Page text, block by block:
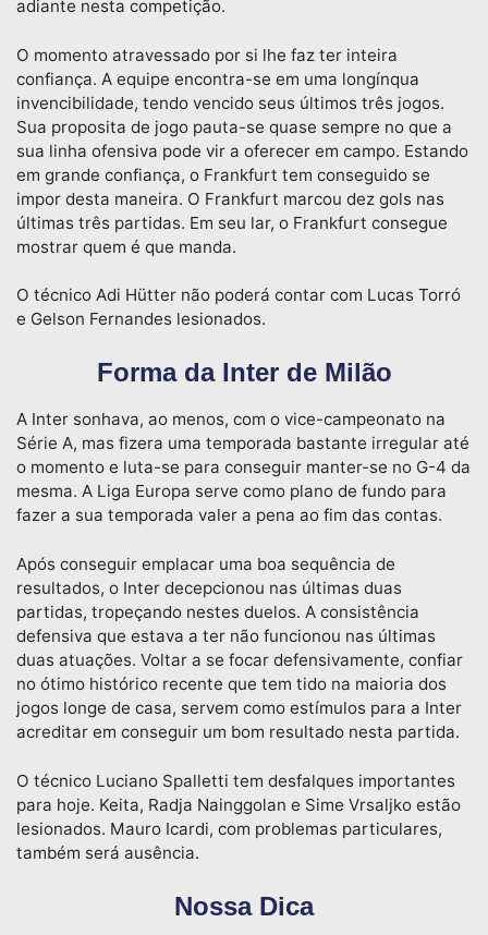
adiante nesta competição.
O momento atravessado por si lhe faz ter inteira
confiança. A equipe encontra-se em uma longínqua
invencibilidade, tendo vencido seus últimos três jogos.
Sua proposita de jogo pauta-se quase sempre no que a
sua linha ofensiva pode vir a oferecer em campo. Estando
em grande confiança, o Frankfurt tem conseguido se
impor desta maneira. O Frankfurt marcou dez gols nas
últimas três partidas. Em seu lar, o Frankfurt consegue
mostrar quem é que manda.
O técnico Adi Hütter não poderá contar com Lucas Torró
e Gelson Fernandes lesionados.
Forma da Inter de Milão
A Inter sonhava, ao menos, com o vice-campeonato na
Série A, mas fizera uma temporada bastante irregular até
o momento e luta-se para conseguir manter-se no G-4 da
mesma. A Liga Europa serve como plano de fundo para
fazer a sua temporada valer a pena ao fim das contas.
Após conseguir emplacar uma boa sequência de
resultados, o Inter decepcionou nas últimas duas
partidas, tropeçando nestes duelos. A consistência
defensiva que estava a ter não funcionou nas últimas
duas atuações. Voltar a se focar defensivamente, confiar
no ótimo histórico recente que tem tido na maioria dos
jogos longe de casa, servem como estímulos para a Inter
acreditar em conseguir um bom resultado nesta partida.
O técnico Luciano Spalletti tem desfalques importantes
para hoje. Keita, Radja Nainggolan e Sime Vrsaljko estão
lesionados. Mauro Icardi, com problemas particulares,
também será ausência.
Nossa Dica